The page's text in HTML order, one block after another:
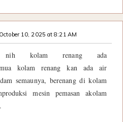
October 10, 2025 at 8:21 AM
nih kolam renang ada
kolam renang kan ada air
semaunya, berenang di kolam
mesin pemasan akolam